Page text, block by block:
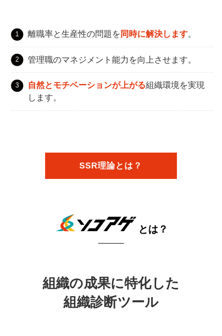
離職率と生産性の問題を 同時に解決します。
管理職のマネジメント能力を向上させます。
自然とモチベーションが上がる組織環境を実現
します。
SSR理論とは？
とは？
組織の成果に特化した
組織診断ツール